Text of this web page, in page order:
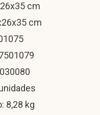
cm
cm
8,28 kg